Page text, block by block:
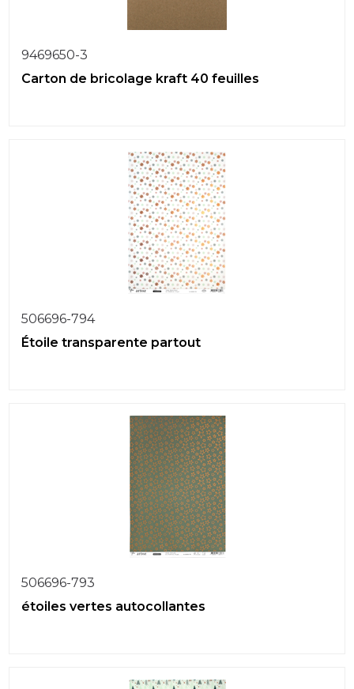
9469650-3
Carton de bricolage kraft 40 feuilles
506696-794
Étoile transparente partout
506696-793
étoiles vertes autocollantes